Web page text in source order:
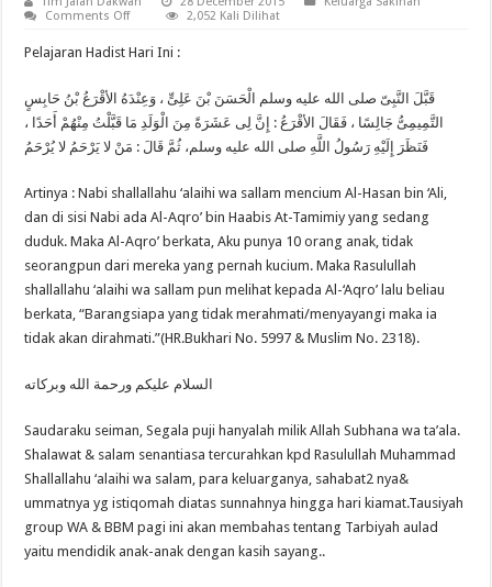
Comments Offon
Mendidik
Anak
2,052 Kali Dilihat
Pelajaran Hadist Hari Ini :
قَبَّلَ النَّبِىّ صلى الله عليه وسلم الْحَسَنَ بْنَ عَلِىٍّ ، وَعِنْدَهُ الأقْرَعُ بْنُ حَابِسٍ
التَّمِيمِىُّ جَالِسًا ، فَقَالَ الأقْرَعُ : إِنَّ لِى عَشَرَةً مِنَ الْوَلَدِ مَا قَبَّلْتُ مِنْهُمْ أَحَدًا ،
فَنَظَرَ إِلَيْهِ رَسُولُ اللَّهِ صلى الله عليه وسلم، ثُمَّ قَالَ : مَنْ لا يَرْحَمُ لا يُرْحَمُ
Artinya : Nabi shallallahu ‘alaihi wa sallam mencium Al-Hasan bin ‘Ali,
dan di sisi Nabi ada Al-Aqro’ bin Haabis At-Tamimiy yang sedang
duduk. Maka Al-Aqro’ berkata, Aku punya 10 orang anak, tidak
seorangpun dari mereka yang pernah kucium. Maka Rasulullah
shallallahu ‘alaihi wa sallam pun melihat kepada Al-‘Aqro’ lalu beliau
berkata, “Barangsiapa yang tidak merahmati/menyayangi maka ia
tidak akan dirahmati.”(HR.Bukhari No. 5997 & Muslim No. 2318).
السلام عليكم ورحمة الله وبركاته
Saudaraku seiman, Segala puji hanyalah milik Allah Subhana wa ta’ala.
Shalawat & salam senantiasa tercurahkan kpd Rasulullah Muhammad
Shallallahu ‘alaihi wa salam, para keluarganya, sahabat2 nya&
ummatnya yg istiqomah diatas sunnahnya hingga hari kiamat.Tausiyah
group WA & BBM pagi ini akan membahas tentang Tarbiyah aulad
yaitu mendidik anak-anak dengan kasih sayang..